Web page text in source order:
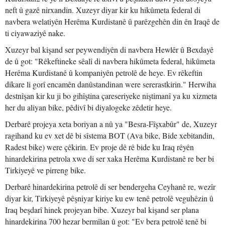
neft û gazê nirxandin. Xuzeyr diyar kir ku hikûmeta federal di
navbera welatiyên Herêma Kurdistanê û parêzgehên din ên Iraqê de
ti ciyawaziyê nake.
Xuzeyr bal kişand ser peywendiyên di navbera Hewlêr û Bexdayê
de û got: "Rêkeftineke sêalî di navbera hikûmeta federal, hikûmeta
Herêma Kurdistanê û kompaniyên petrolê de heye. Ev rêkeftin
dikare li gorî encamên danûstandinan were sererastkirin." Herwiha
destnîşan kir ku ji bo gihîştina çareseriyeke niştimanî ya ku xizmeta
her du aliyan bike, pêdivî bi diyalogeke zêdetir heye.
Derbarê projeya xeta boriyan a nû ya "Besra-Fîşxabûr" de, Xuzeyr
ragihand ku ev xet dê bi sîstema BOT (Ava bike, Bide xebitandin,
Radest bike) were çêkirin. Ev proje dê rê bide ku Iraq rêyên
hinardekirina petrola xwe di ser xaka Herêma Kurdistanê re ber bi
Tirkiyeyê ve pirreng bike.
Derbarê hinardekirina petrolê di ser bendergeha Ceyhanê re, wezîr
diyar kir, Tirkiyeyê pêşniyar kiriye ku ew tenê petrolê veguhêzin û
Iraq beşdarî hinek projeyan bibe. Xuzeyr bal kişand ser plana
hinardekirina 700 hezar bermîlan û got: "Ev bera petrolê tenê bi